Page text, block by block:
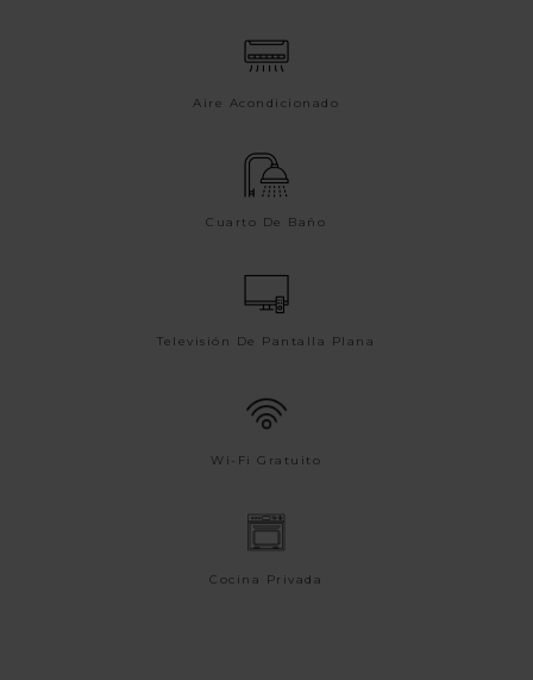
Aire Acondicionado
Cuarto De Baño
Televisión De Pantalla Plana
Wi-Fi Gratuito
Cocina Privada